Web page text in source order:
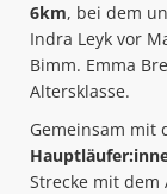
6km, bei dem
Indra Leyk vor
Bimm. Emma
Altersklasse.
Gemeinsam mit
Strecke mit